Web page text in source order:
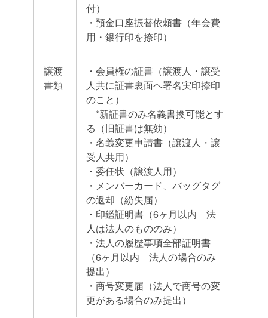
付）
・預金口座振替依頼書（年会費
用・銀行印を捺印）
譲渡
書類
・会員権の証書（譲渡人・譲受
人共に証書裏面ヘ署名実印捺印
のこと）
*新証書のみ名義書換可能とす
る（旧証書は無効）
・名義変更申請書（譲渡人・譲
受人共用）
・委任状（譲渡人用）
・メンバーカード、バッグタグ
の返却（紛失届）
・印鑑証明書（6ヶ月以内 法
人は法人のもののみ）
・法人の履歴事項全部証明書
（6ヶ月以内 法人の場合のみ
提出）
・商号変更届（法人で商号の変
更がある場合のみ提出）